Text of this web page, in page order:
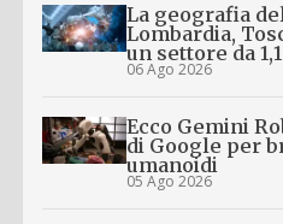
La geografia
Lombardia,
un settore da
06 Ago 2026
Ecco Gemini
di Google per
umanoidi
05 Ago 2026